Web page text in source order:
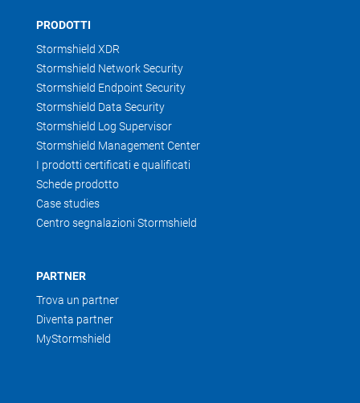
PRODOTTI
Stormshield XDR
Stormshield Network Security
Stormshield Endpoint Security
Stormshield Data Security
Stormshield Log Supervisor
Stormshield Management Center
I prodotti certificati e qualificati
Schede prodotto
Case studies
Centro segnalazioni Stormshield
PARTNER
Trova un partner
Diventa partner
MyStormshield